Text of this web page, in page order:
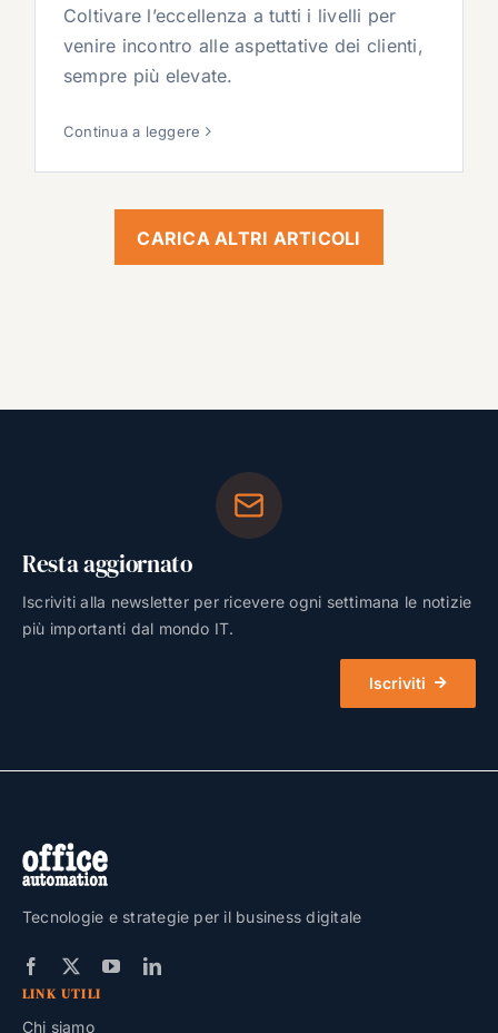
Coltivare l’eccellenza a tutti i livelli per
venire incontro alle aspettative dei clienti,
sempre più elevate.
Continua a leggere
CARICA ALTRI ARTICOLI
Resta aggiornato
Iscriviti alla newsletter per ricevere ogni settimana le notizie
più importanti dal mondo IT.
Iscriviti
Tecnologie e strategie per il business digitale
LINK UTILI
Chi siamo